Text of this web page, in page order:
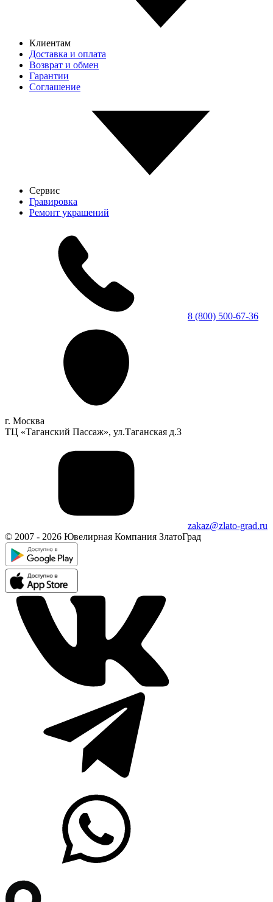
Клиентам
Доставка и оплата
Возврат и обмен
Гарантии
Соглашение
Сервис
Гравировка
Ремонт украшений
8 (800) 500-67-36
г. Москва
ТЦ «Таганский Пассаж», ул.Таганская д.3
zakaz@zlato-grad.ru
© 2007 - 2026 Ювелирная Компания ЗлатоГрад